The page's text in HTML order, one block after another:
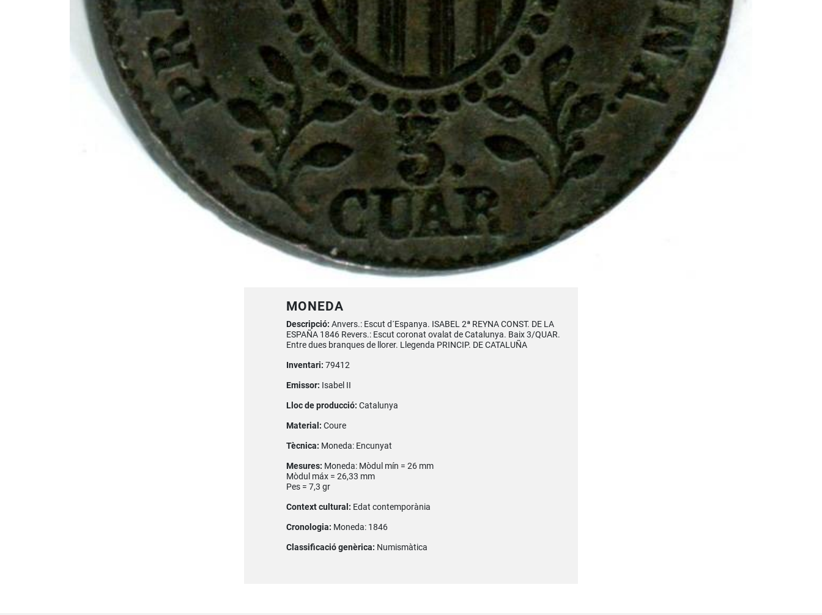
MONEDA
Descripció: Anvers.: Escut d´Espanya. ISABEL 2ª REYNA CONST. DE LA
ESPAÑA 1846 Revers.: Escut coronat ovalat de Catalunya. Baix 3/QUAR.
Entre dues branques de llorer. Llegenda PRINCIP. DE CATALUÑA
Inventari: 79412
Emissor: Isabel II
Lloc de producció: Catalunya
Material: Coure
Tècnica: Moneda: Encunyat
Mesures: Moneda: Mòdul mín = 26 mm
Mòdul máx = 26,33 mm
Pes = 7,3 gr
Context cultural: Edat contemporània
Cronologia: Moneda: 1846
Classificació genèrica: Numismàtica